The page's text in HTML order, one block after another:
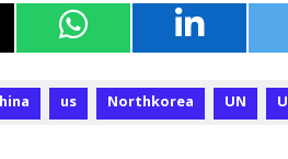
us Northkorea UN